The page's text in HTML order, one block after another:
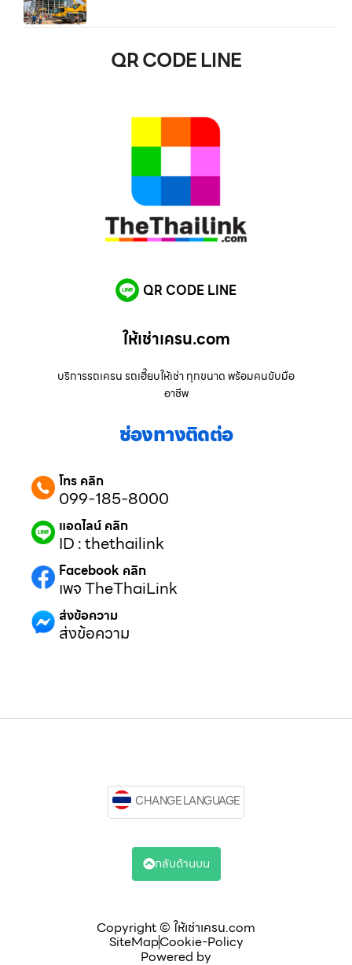
QR CODE LINE
QR CODE LINE
ให้เช่าเครน.com
บริการรถเครน รถเฮี๊ยบให้เช่า ทุกขนาด พร้อมคนขับมือ
อาชีพ
ช่องทางติดต่อ
โทร คลิก
099-185-8000
แอดไลน์ คลิก
ID : thethailink
Facebook คลิก
เพจ TheThaiLink
ส่งข้อความ
ส่งข้อความ
Copyright © ให้เช่าเครน.com
SiteMapCookie-Policy
Powered by
CHANGE LANGUAGE
กลับด้านบน